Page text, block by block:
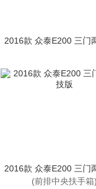
2016款 众泰E200 三门
2016款 众泰E200 三门
版
(前排中央扶手箱)